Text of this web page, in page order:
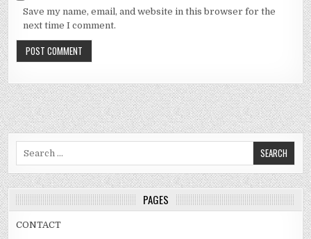
Save my name, email, and website in this browser for the
next time I comment.
PAGES
CONTACT